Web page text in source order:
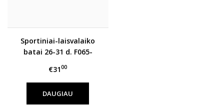
Sportiniai-laisvalaiko
batai 26-31 d. F065-
€3100
DAUGIAU